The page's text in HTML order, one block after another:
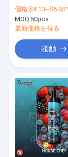
器 キット フン
価格:$4.13~$5.8/
MOQ:50pcs
最新価格を得る
接触